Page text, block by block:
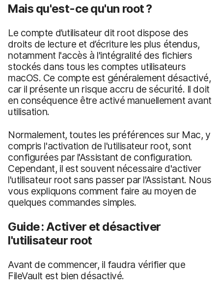
Mais qu'est-ce qu'un root ?
Le compte d’utilisateur dit root dispose des
droits de lecture et d’écriture les plus étendus,
notamment l'accès à l'intégralité des fichiers
stockés dans tous les comptes utilisateurs
macOS. Ce compte est généralement désactivé,
car il présente un risque accru de sécurité. Il doit
en conséquence être activé manuellement avant
utilisation.
Normalement, toutes les préférences sur Mac, y
compris l'activation de l'utilisateur root, sont
configurées par l'Assistant de configuration.
Cependant, il est souvent nécessaire d'activer
l'utilisateur root sans passer par l'Assistant. Nous
vous expliquons comment faire au moyen de
quelques commandes simples.
Guide : Activer et désactiver
l'utilisateur root
Avant de commencer, il faudra vérifier que
FileVault est bien désactivé.